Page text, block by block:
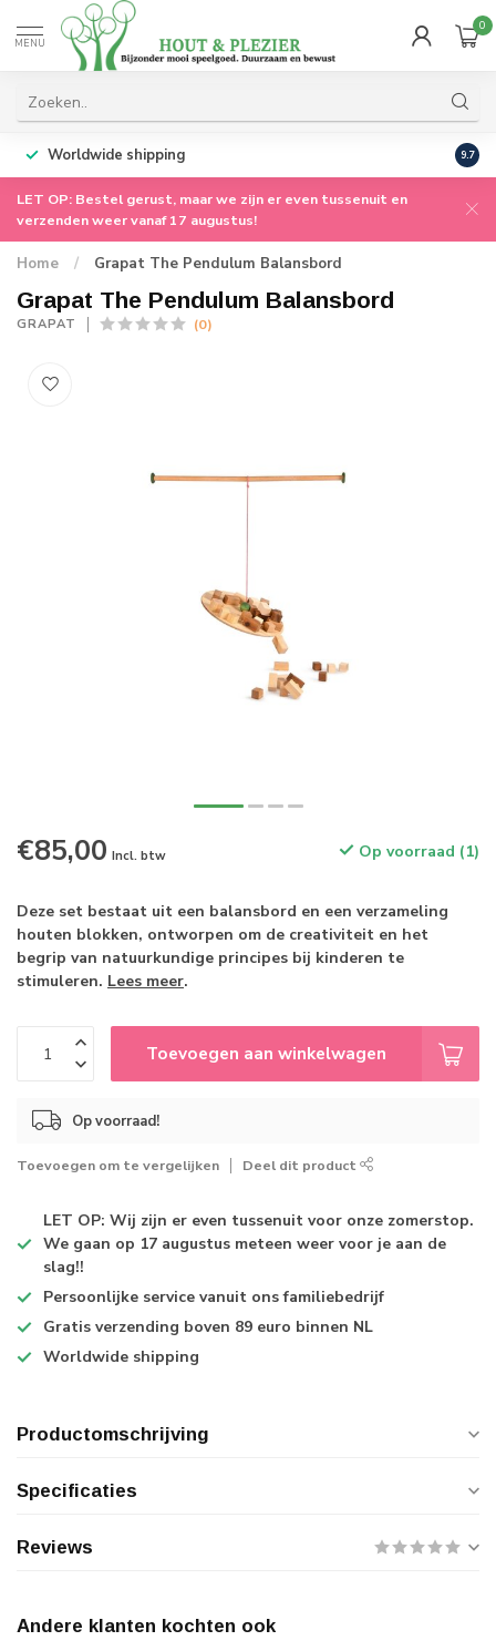
MENU
0
Worldwide shipping 9.7
LET OP: Bestel gerust, maar we zijn er even tussenuit en
verzenden weer vanaf 17 augustus!
Home / Grapat The Pendulum Balansbord
Grapat The Pendulum Balansbord
GRAPAT (0)
€85,00 Incl. btw Op voorraad (1)
Deze set bestaat uit een balansbord en een verzameling
houten blokken, ontworpen om de creativiteit en het
begrip van natuurkundige principes bij kinderen te
stimuleren. Lees meer.
Toevoegen aan winkelwagen
Op voorraad!
Toevoegen om te vergelijken Deel dit product
LET OP: Wij zijn er even tussenuit voor onze zomerstop.
We gaan op 17 augustus meteen weer voor je aan de
slag!!
Persoonlijke service vanuit ons familiebedrijf
Gratis verzending boven 89 euro binnen NL
Worldwide shipping
Productomschrijving
Specificaties
Reviews
Andere klanten kochten ook